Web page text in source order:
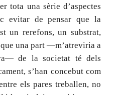
tota una sèrie d’aspectes
evitar de pensar que la
un rerefons, un substrat,
una part —m’atreviria a
de la societat té dels
s’han concebut com
els pares treballen, no